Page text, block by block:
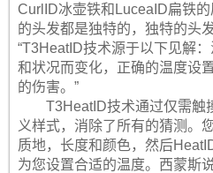
CurlID冰壶铁和LuceaID扁铁
的头发都是独特的，独特的头
“T3HeatID技术源于以下见解
和状况而变化，正确的温度设
的伤害。”
T3HeatID技术通过仅需触
义样式，消除了所有的猜测。
质地，长度和颜色，然后
为您设置合适的温度。西蒙斯